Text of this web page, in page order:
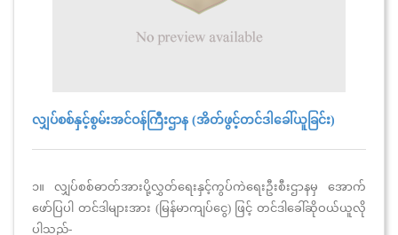
လျှပ်စစ်နှင့်စွမ်းအင်ဝန်ကြီးဌာန (အိတ်ဖွင့်တင်ဒါခေါ်ယူခြင်း)
၁။ လျှပ်စစ်ဓာတ်အားပို့လွှတ်ရေးနှင့်ကွပ်ကဲရေးဦးစီးဌာနမှ အောက်
ဖော်ပြပါ တင်ဒါများအား (မြန်မာကျပ်ငွေ) ဖြင့် တင်ဒါခေါ်ဆိုဝယ်ယူလို
ပါသည်-